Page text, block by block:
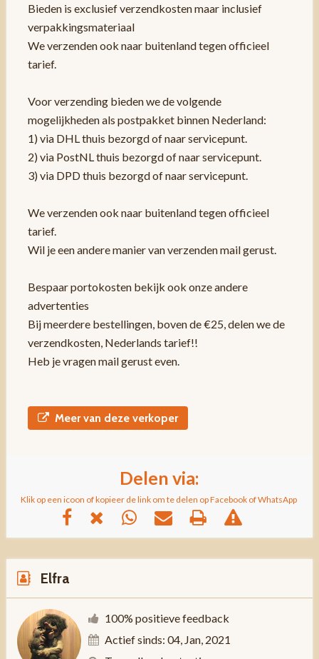
Bieden is exclusief verzendkosten maar inclusief
verpakkingsmateriaal
We verzenden ook naar buitenland tegen officieel
tarief.
Voor verzending bieden we de volgende
mogelijkheden als postpakket binnen Nederland:
1) via DHL thuis bezorgd of naar servicepunt.
2) via PostNL thuis bezorgd of naar servicepunt.
3) via DPD thuis bezorgd of naar servicepunt.
We verzenden ook naar buitenland tegen officieel
tarief.
Wil je een andere manier van verzenden mail gerust.
Bespaar portokosten bekijk ook onze andere
advertenties
Bij meerdere bestellingen, boven de €25, delen we de
verzendkosten, Nederlands tarief!!
Heb je vragen mail gerust even.
Meer van deze verkoper
Delen via:
Klik op een icoon of kopieer de link om te delen op Facebook of WhatsApp
Elfra
100% positieve feedback
Actief sinds: 04, Jan, 2021